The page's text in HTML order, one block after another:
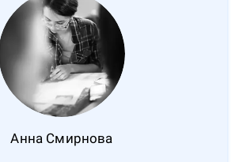
Анна Смирнова